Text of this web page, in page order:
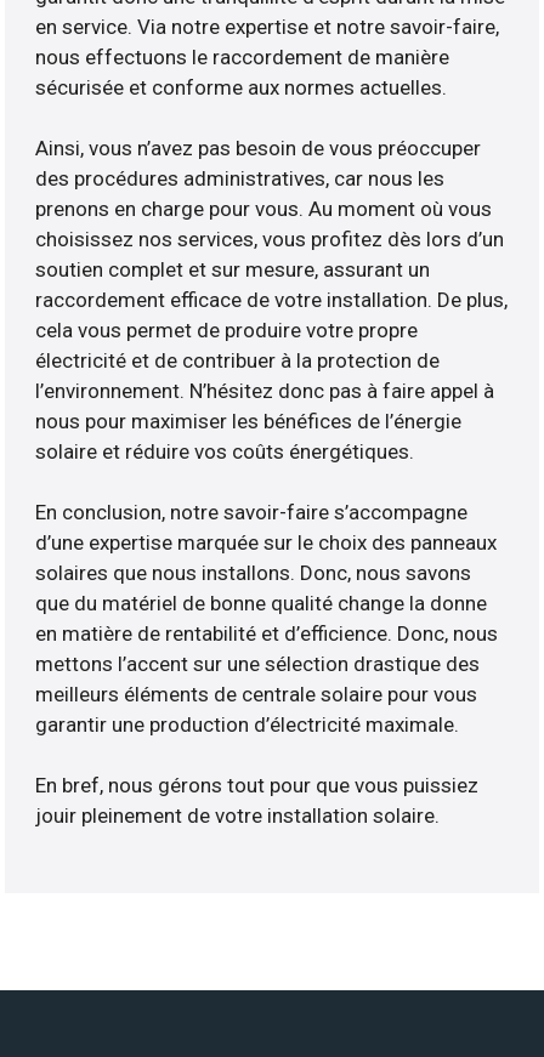
en service. Via notre expertise et notre savoir-faire,
nous effectuons le raccordement de manière
sécurisée et conforme aux normes actuelles.
Ainsi, vous n’avez pas besoin de vous préoccuper
des procédures administratives, car nous les
prenons en charge pour vous. Au moment où vous
choisissez nos services, vous profitez dès lors d’un
soutien complet et sur mesure, assurant un
raccordement efficace de votre installation. De plus,
cela vous permet de produire votre propre
électricité et de contribuer à la protection de
l’environnement. N’hésitez donc pas à faire appel à
nous pour maximiser les bénéfices de l’énergie
solaire et réduire vos coûts énergétiques.
En conclusion, notre savoir-faire s’accompagne
d’une expertise marquée sur le choix des panneaux
solaires que nous installons. Donc, nous savons
que du matériel de bonne qualité change la donne
en matière de rentabilité et d’efficience. Donc, nous
mettons l’accent sur une sélection drastique des
meilleurs éléments de centrale solaire pour vous
garantir une production d’électricité maximale.
En bref, nous gérons tout pour que vous puissiez
jouir pleinement de votre installation solaire.